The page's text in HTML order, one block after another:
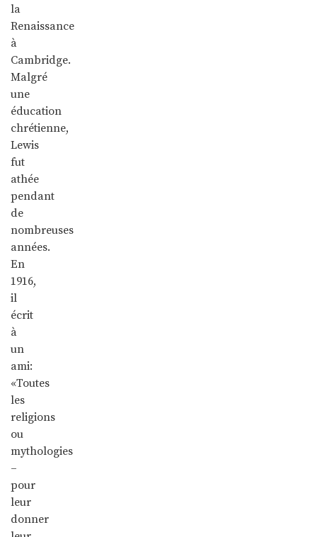
la
Renaissance
à
Cambridge.
Malgré
une
éducation
chrétienne,
Lewis
fut
athée
pendant
de
nombreuses
années.
En
1916,
il
écrit
à
un
ami:
«Toutes
les
religions
ou
mythologies
–
pour
leur
donner